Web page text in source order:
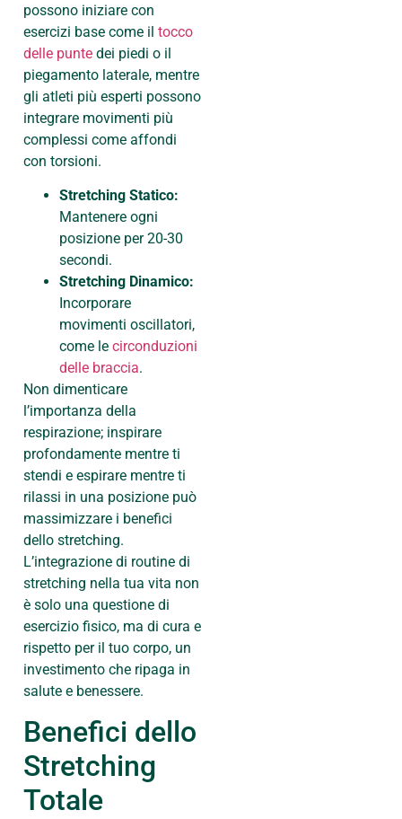
possono iniziare con
esercizi base come il tocco
delle punte dei piedi o il
piegamento laterale, mentre
gli atleti più esperti possono
integrare movimenti più
complessi come affondi
con torsioni.
Stretching Statico:
Mantenere ogni
posizione per 20-30
secondi.
Stretching Dinamico:
Incorporare
movimenti oscillatori,
come le circonduzioni
delle braccia.
Non dimenticare
l’importanza della
respirazione; inspirare
profondamente mentre ti
stendi e espirare mentre ti
rilassi in una posizione può
massimizzare i benefici
dello stretching.
L’integrazione di routine di
stretching nella tua vita non
è solo una questione di
esercizio fisico, ma di cura e
rispetto per il tuo corpo, un
investimento che ripaga in
salute e benessere.
Benefici dello
Stretching
Totale